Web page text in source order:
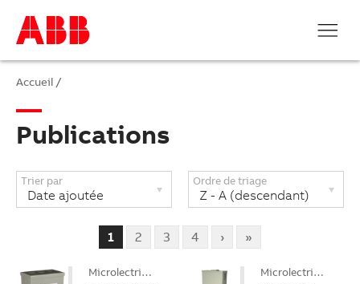
Accueil /
Publications
Trier par Ordre de triage
1 2 3 4 › »
Microlectric Microlectric…